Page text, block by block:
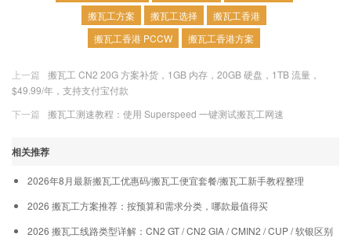
搬瓦工方案
搬瓦工选择
搬瓦工香港
搬瓦工香港 PCCW
搬瓦工香港方案
上一篇
搬瓦工 CN2 20G 方案补货，1GB 内存，20GB 硬盘，1TB 流量，
$49.99/年，支持支付宝付款
下一篇
搬瓦工测速教程：使用 Superspeed 一键测试搬瓦工网速
相关推荐
2026年8月最新搬瓦工优惠码/搬瓦工便宜套餐/搬瓦工新手教程整理
2026 搬瓦工方案推荐：按预算和需求分类，哪款最值得买
2026 搬瓦工线路类型详解：CN2 GT / CN2 GIA / CMIN2 / CUP / 软银区别